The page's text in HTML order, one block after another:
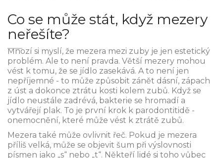
Co se může stát, když mezery
neřešíte?
Mnozí si myslí, že mezera mezi zuby je jen estetický
problém. Ale to není pravda. Větší mezery mohou
vést k tomu, že se jídlo zasekává. A to není jen
nepříjemné - to může způsobit zánět dásní, zápach
z úst a dokonce ztrátu kosti kolem zubů. Když se
jídlo neustále zadrévá, bakterie se hromadí a
vytvářejí plak. To je první krok k parodontitidě -
onemocnění, které může vést k ztrátě zubů.
Mezera také může ovlivnit řeč. Pokud je mezera
příliš velká, může se objevit šum při výslovnosti
písmen jako „s“ nebo „t“. Někteří lidé si toho vůbec